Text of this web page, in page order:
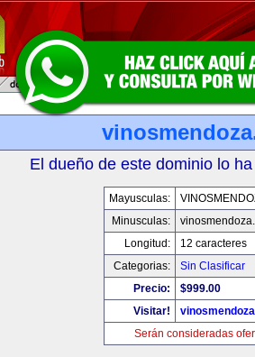
El dueño de este dominio lo
Mayusculas:
Minusculas:
Longitud:
12 caracteres
Categorias:
Sin Clasificar
Precio:
$999.00
Visitar!
Serán consideradas